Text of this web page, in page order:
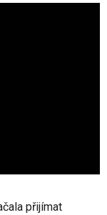
přijímat